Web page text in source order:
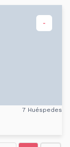
-
7 Huéspedes